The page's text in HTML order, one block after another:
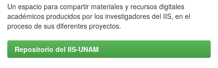
Un espacio para compartir materiales y recursos digitales
académicos producidos por los investigadores del IIS, en el
proceso de sus diferentes proyectos.
Repositorio del IIS-UNAM